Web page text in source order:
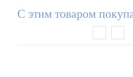
С этим товаром